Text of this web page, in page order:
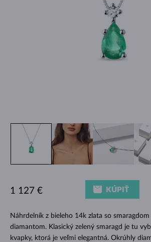
Náhrdelník z bieleho 14k zlata so
diamantom. Klasický zelený smaragd je tu
kvapky, ktorá je veľmi elegantná. Okrúhly
1 127 € KÚPIŤ